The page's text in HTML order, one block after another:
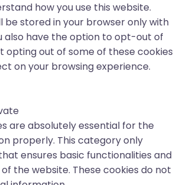
how you use this website.
be stored in your browser only with
also have the option to opt-out of
opting out of some of these cookies
on your browsing experience.
are absolutely essential for the
properly. This category only
ensures basic functionalities and
the website. These cookies do not